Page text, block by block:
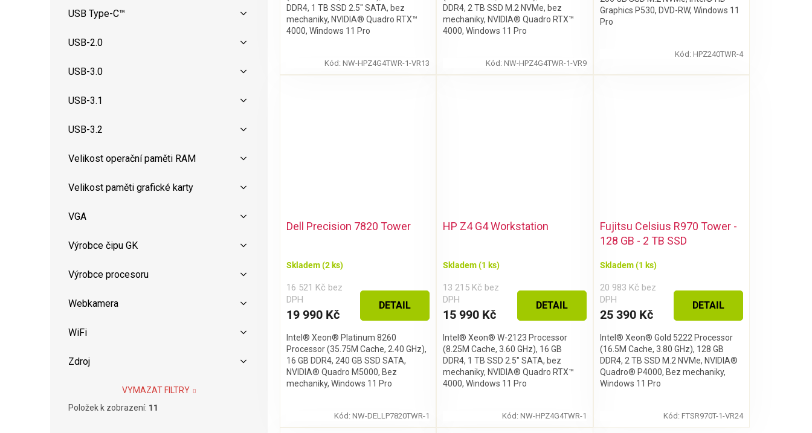
USB Type-C™
USB-2.0
USB-3.0
USB-3.1
USB-3.2
Velikost operační paměti RAM
Velikost paměti grafické karty
VGA
Výrobce čipu GK
Výrobce procesoru
Webkamera
WiFi
Zdroj
VYMAZAT FILTRY
Položek k zobrazení: 11
DDR4, 1 TB SSD 2.5" SATA, bez
mechaniky, NVIDIA® Quadro RTX™
4000, Windows 11 Pro
Kód:NW-HPZ4G4TWR-1-VR13
DDR4, 2 TB SSD M.2 NVMe, bez
mechaniky, NVIDIA® Quadro RTX™
4000, Windows 11 Pro
Kód: NW-HPZ4G4TWR-1-VR9
Graphics P530, DVD-RW, Windows 11
Pro
Kód: HPZ240TWR-4
Dell Precision 7820 Tower
Skladem(2 ks)
16 521 Kč bez
DPH
19 990 Kč
DETAIL
Intel® Xeon® Platinum 8260
Processor (35.75M Cache, 2.40 GHz),
16 GB DDR4, 240 GB SSD SATA,
NVIDIA® Quadro M5000, Bez
mechaniky, Windows 11 Pro
Kód:NW-DELLP7820TWR-1
HP Z4 G4 Workstation
Skladem(1 ks)
13 215 Kč bez
DPH
15 990 Kč
DETAIL
Intel® Xeon® W-2123 Processor
(8.25M Cache, 3.60 GHz), 16 GB
DDR4, 1 TB SSD 2.5" SATA, bez
mechaniky, NVIDIA® Quadro RTX™
4000, Windows 11 Pro
Kód: NW-HPZ4G4TWR-1
Fujitsu Celsius R970 Tower -
128 GB - 2 TB SSD
Skladem(1 ks)
20 983 Kč bez
DPH
25 390 Kč
DETAIL
Intel® Xeon® Gold 5222 Processor
(16.5M Cache, 3.80 GHz), 128 GB
DDR4, 2 TB SSD M.2 NVMe, NVIDIA®
Quadro® P4000, Bez mechaniky,
Windows 11 Pro
Kód: FTSR970T-1-VR24
Stačí se přihlásit k odběrunašeho
na 300,- Kč je Váš!